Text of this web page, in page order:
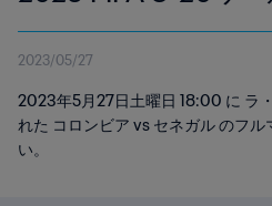
ルゼンチン | フルマ
2023/05/27
2023年5月27日土曜日 18:00 に ラ
れた コロンビア vs セネガル のフ
い。